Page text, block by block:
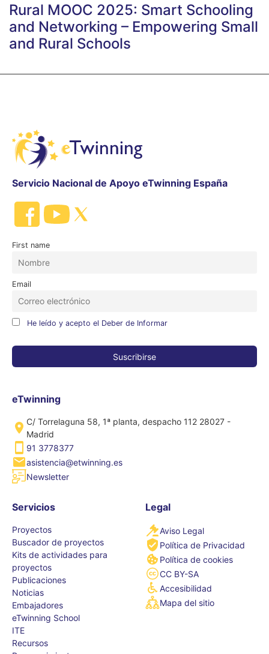
Rural MOOC 2025: Smart Schooling
and Networking – Empowering Small
and Rural Schools
Servicio Nacional de Apoyo eTwinning España
First name
Email
He leído y acepto el Deber de Informar
eTwinning
C/ Torrelaguna 58, 1ª planta, despacho 112 28027 -
Madrid
91 3778377
asistencia@etwinning.es
Newsletter
Servicios
Proyectos
Buscador de proyectos
Kits de actividades para
proyectos
Publicaciones
Noticias
Embajadores
eTwinning School
ITE
Recursos
Legal
Aviso Legal
Política de Privacidad
Política de cookies
CC BY-SA
Accesibilidad
Mapa del sitio